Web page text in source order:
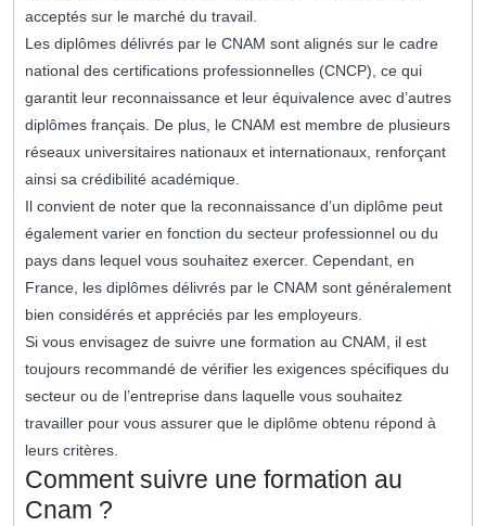
acceptés sur le marché du travail.
Les diplômes délivrés par le CNAM sont alignés sur le cadre
national des certifications professionnelles (CNCP), ce qui
garantit leur reconnaissance et leur équivalence avec d’autres
diplômes français. De plus, le CNAM est membre de plusieurs
réseaux universitaires nationaux et internationaux, renforçant
ainsi sa crédibilité académique.
Il convient de noter que la reconnaissance d’un diplôme peut
également varier en fonction du secteur professionnel ou du
pays dans lequel vous souhaitez exercer. Cependant, en
France, les diplômes délivrés par le CNAM sont généralement
bien considérés et appréciés par les employeurs.
Si vous envisagez de suivre une formation au CNAM, il est
toujours recommandé de vérifier les exigences spécifiques du
secteur ou de l’entreprise dans laquelle vous souhaitez
travailler pour vous assurer que le diplôme obtenu répond à
leurs critères.
Comment suivre une formation au
Cnam ?